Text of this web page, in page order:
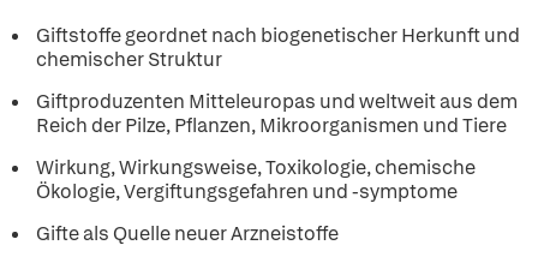
Giftstoffe geordnet nach biogenetischer Herkunft und
chemischer Struktur
Giftproduzenten Mitteleuropas und weltweit aus dem
Reich der Pilze, Pflanzen, Mikroorganismen und Tiere
Wirkung, Wirkungsweise, Toxikologie, chemische
Ökologie, Vergiftungsgefahren und -symptome
Gifte als Quelle neuer Arzneistoffe